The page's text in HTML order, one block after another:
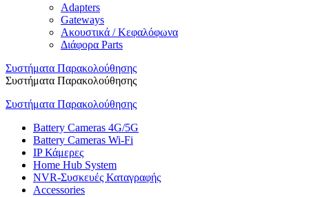
Adapters
Gateways
Ακουστικά / Κεφαλόφωνα
Διάφορα Parts
Συστήματα Παρακολούθησης
Συστήματα Παρακολούθησης
Συστήματα Παρακολούθησης
Battery Cameras 4G/5G
Battery Cameras Wi-Fi
IP Κάμερες
Home Hub System
NVR-Συσκευές Καταγραφής
Accessories